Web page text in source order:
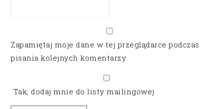
Zapamiętaj moje dane w tej przeglądarce podczas
pisania kolejnych komentarzy.
Tak, dodaj mnie do listy mailingowej